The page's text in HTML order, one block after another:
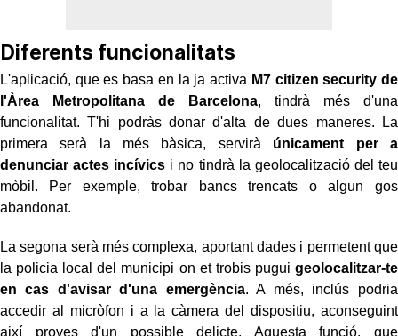
Diferents funcionalitats
L'aplicació, que es basa en la ja activa M7 citizen security de
l'Àrea Metropolitana de Barcelona, tindrà més d'una
funcionalitat. T'hi podràs donar d'alta de dues maneres. La
primera serà la més bàsica, servirà únicament per a
denunciar actes incívics i no tindrà la geolocalització del teu
mòbil. Per exemple, trobar bancs trencats o algun gos
abandonat.
La segona serà més complexa, aportant dades i permetent que
la policia local del municipi on et trobis pugui geolocalitzar-te
en cas d'avisar d'una emergència. A més, inclús podria
accedir al micròfon i a la càmera del dispositiu, aconseguint
així proves d'un possible delicte. Aquesta funció, que